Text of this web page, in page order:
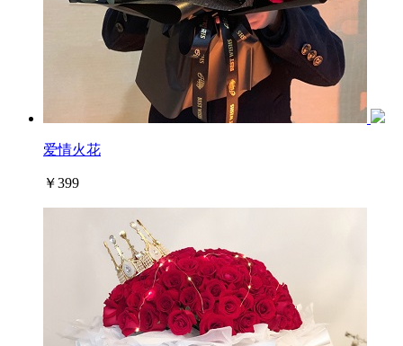
爱情火花
￥399